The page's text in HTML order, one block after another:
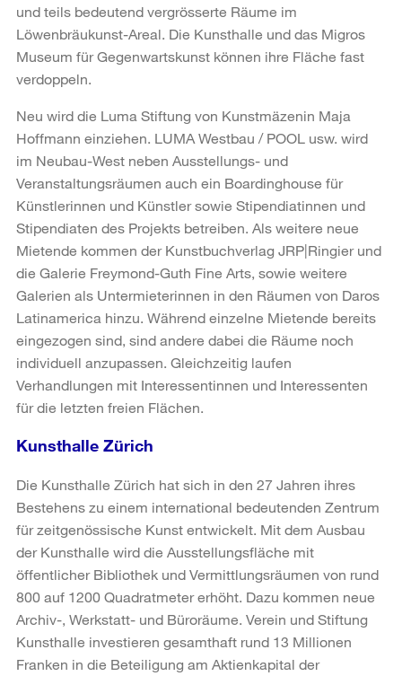
und teils bedeutend vergrösserte Räume im
Löwenbräukunst-Areal. Die Kunsthalle und das Migros
Museum für Gegenwartskunst können ihre Fläche fast
verdoppeln.
Neu wird die Luma Stiftung von Kunstmäzenin Maja
Hoffmann einziehen. LUMA Westbau / POOL usw. wird
im Neubau-West neben Ausstellungs- und
Veranstaltungsräumen auch ein Boardinghouse für
Künstlerinnen und Künstler sowie Stipendiatinnen und
Stipendiaten des Projekts betreiben. Als weitere neue
Mietende kommen der Kunstbuchverlag JRP|Ringier und
die Galerie Freymond-Guth Fine Arts, sowie weitere
Galerien als Untermieterinnen in den Räumen von Daros
Latinamerica hinzu. Während einzelne Mietende bereits
eingezogen sind, sind andere dabei die Räume noch
individuell anzupassen. Gleichzeitig laufen
Verhandlungen mit Interessentinnen und Interessenten
für die letzten freien Flächen.
Kunsthalle Zürich
Die Kunsthalle Zürich hat sich in den 27 Jahren ihres
Bestehens zu einem international bedeutenden Zentrum
für zeitgenössische Kunst entwickelt. Mit dem Ausbau
der Kunsthalle wird die Ausstellungsfläche mit
öffentlicher Bibliothek und Vermittlungsräumen von rund
800 auf 1200 Quadratmeter erhöht. Dazu kommen neue
Archiv-, Werkstatt- und Büroräume. Verein und Stiftung
Kunsthalle investieren gesamthaft rund 13 Millionen
Franken in die Beteiligung am Aktienkapital der